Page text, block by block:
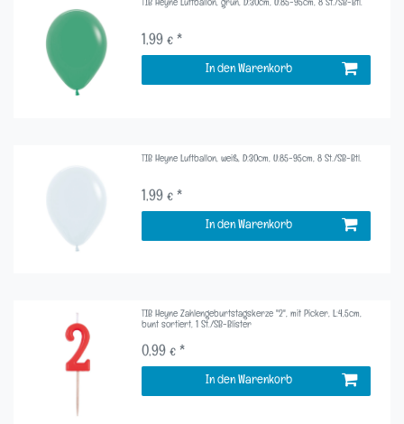
TIB Heyne Luftballon, grün, D:30cm, U:85-95cm, 8 St./SB-Btl.
1,99 € *
In den Warenkorb
TIB Heyne Luftballon, weiß, D:30cm, U:85-95cm, 8 St./SB-Btl.
1,99 € *
In den Warenkorb
TIB Heyne Zahlengeburtstagskerze "2", mit Picker, L:4,5cm,
bunt sortiert, 1 St./SB-Blister
0,99 € *
In den Warenkorb